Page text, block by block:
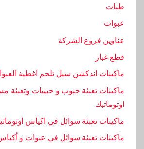
ة
,
ا
ت
غ
ي
,
ا
طبات
عبوات
عناوين فروع الشركة
قطع غيار
ماكينات اندكشن سيل تلحم اغطية
ماكينات تعبئة حبوب و حبيبات وتعبئة
اوتوماتيك
ماكينات تعبئة سوائل في اكياس
ماكينات تعبئة سوائل في عبوات و